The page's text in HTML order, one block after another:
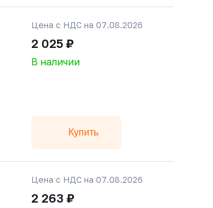
Цена с НДС на 07.08.2026
2 025 ₽
В наличии
Купить
Цена с НДС на 07.08.2026
2 263 ₽